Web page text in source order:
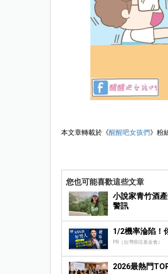
本文章轉載於《醒醒吧女孩們 》粉
您也可能喜歡這些文章
小說家青竹酒
警訊
1/2機率淪陷！
PR（台灣癌症基金會）
2026最熱門